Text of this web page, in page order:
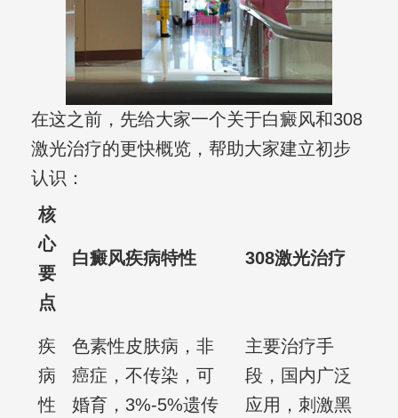
在这之前，先给大家一个关于白癜风和308
激光治疗的更快概览，帮助大家建立初步
认识：
核
心
要
点
白癜风疾病特性 308激光治疗
疾
病
性
色素性皮肤病，非
癌症，不传染，可
婚育，3%-5%遗传
主要治疗手
段，国内广泛
应用，刺激黑